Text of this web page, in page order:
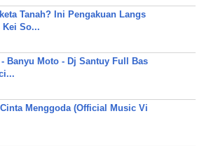
Tanah? Ini Pengakuan Langs
So...
Banyu Moto - Dj Santuy Full Bas
Cinta Menggoda (Official Music Vi